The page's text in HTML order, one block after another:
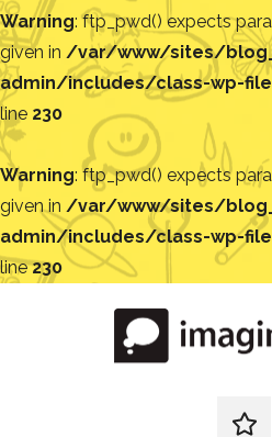
Warning: ftp_pwd() expects
given in /var/www/sites/
admin/includes/class-wp-
line 230
Warning: ftp_pwd() expects
given in /var/www/sites/
admin/includes/class-wp-
line230
redes